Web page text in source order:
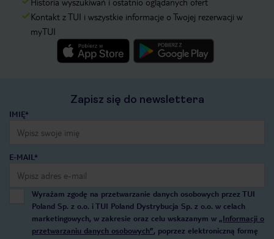
Kontakt z TUI i wszystkie informacje o Twojej rezerwacji w
myTUI
Zapisz się do newslettera
IMIĘ*
E-MAIL*
Wyrażam zgodę na przetwarzanie danych osobowych przez TUI
Poland Sp. z o.o. i TUI Poland Dystrybucja Sp. z o.o. w celach
marketingowych, w zakresie oraz celu wskazanym w „Informacji o
przetwarzaniu danych osobowych”, poprzez elektroniczną formę